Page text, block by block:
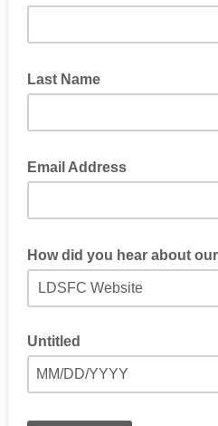
Last Name
Email Address
How did you hear about
Untitled
MM/DD/YYYY